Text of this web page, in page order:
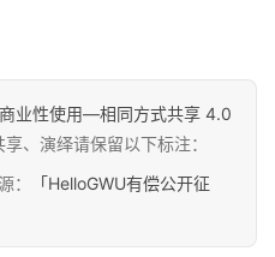
业性使用—相同方式共享 4.0
享、演绎请保留以下标注：
：
「HelloGWU有偿公开征